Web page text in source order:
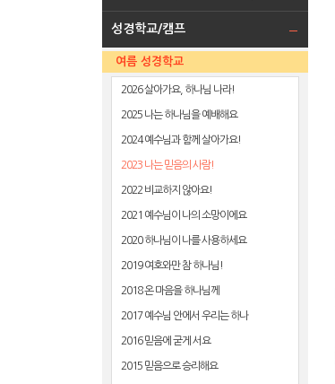
성경학교/캠프
여름 성경학교
2026 살아가요, 하나님 나라!
2025 나는 하나님을 예배해요
2024 예수님과 함께 살아가요!
2023 나는 믿음의 사람!
2022 비교하지 않아요!
2021 예수님이 나의 소망이에요
2020 하나님이 나를 사용하세요
2019 여호와만 참 하나님!
2018 온 마음을 하나님께
2017 예수님 안에서 우리는 하나
2016 믿음에 굳게 서요
2015 믿음으로 승리해요